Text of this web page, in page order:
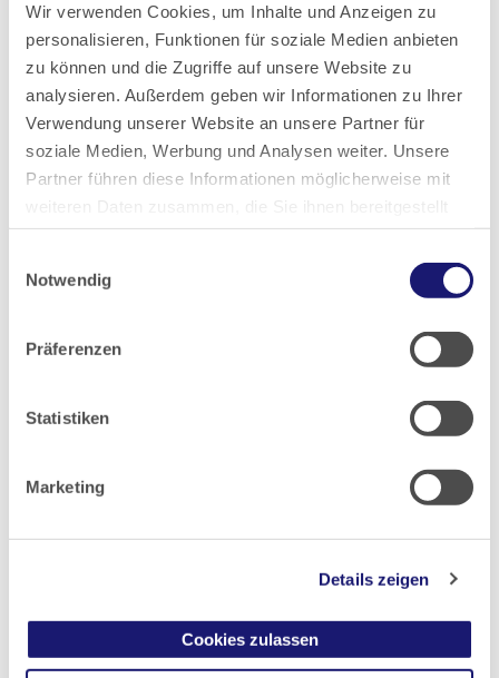
Wir verwenden Cookies, um Inhalte und Anzeigen zu
personalisieren, Funktionen für soziale Medien anbieten
zu können und die Zugriffe auf unsere Website zu
analysieren. Außerdem geben wir Informationen zu Ihrer
Verwendung unserer Website an unsere Partner für
soziale Medien, Werbung und Analysen weiter. Unsere
Partner führen diese Informationen möglicherweise mit
haben oder die sie im Rahmen Ihrer Nutzung der Dienste
Notwendig
Präferenzen
Statistiken
Marketing
Details zeigen
Cookies zulassen
2019
2018
2017
2009